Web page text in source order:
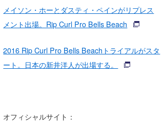
メイソン・ホーとダスティ・ペインがリプレス
メント出場。Rip Curl Pro Bells Beach
2016 Rip Curl Pro Bells Beachトライアルがスタ
ート。日本の新井洋人が出場する。
オフィシャルサイト：